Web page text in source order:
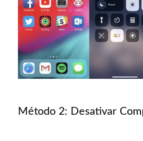
Método 2: Desativar